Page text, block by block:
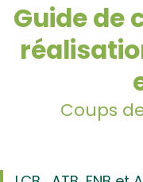
Guide de
Coups